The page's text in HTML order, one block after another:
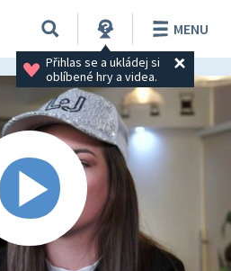
Přihlas se a ukládej si
oblíbené hry a videa.
MENU